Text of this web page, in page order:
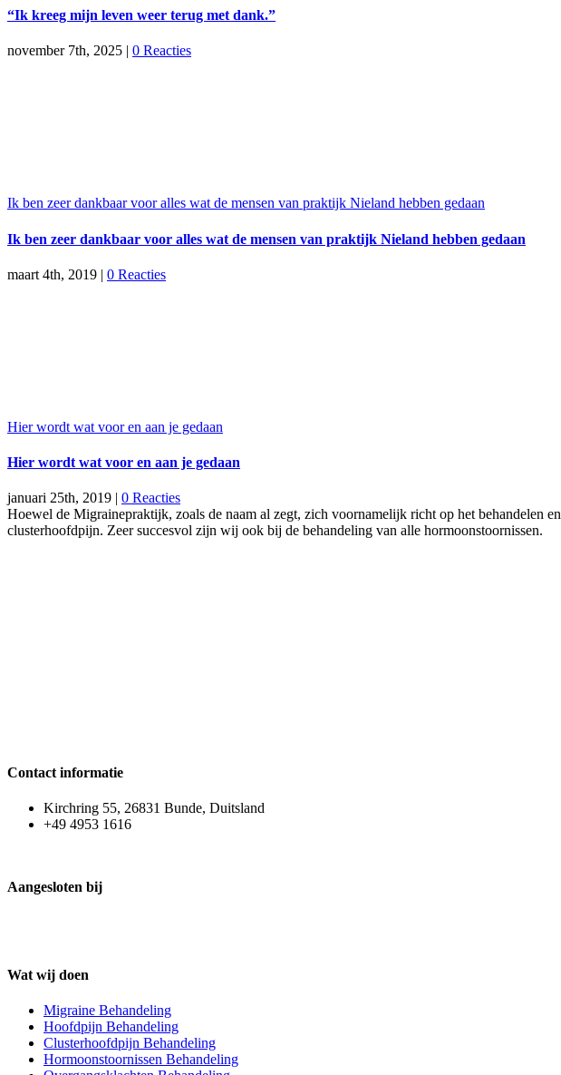
“Ik kreeg mijn leven weer terug met dank.”
november 7th, 2025 | 0 Reacties
Ik ben zeer dankbaar voor alles wat de mensen van praktijk Nieland hebben gedaan
Ik ben zeer dankbaar voor alles wat de mensen van praktijk Nieland hebben gedaan
maart 4th, 2019 | 0 Reacties
Hier wordt wat voor en aan je gedaan
Hier wordt wat voor en aan je gedaan
januari 25th, 2019 | 0 Reacties
Hoewel de Migrainepraktijk, zoals de naam al zegt, zich voornamelijk richt op het behandelen
clusterhoofdpijn. Zeer succesvol zijn wij ook bij de behandeling van alle hormoonstoornissen.
Contact informatie
Kirchring 55, 26831 Bunde, Duitsland
+49 4953 1616
Aangesloten bij
Wat wij doen
Migraine Behandeling
Hoofdpijn Behandeling
Clusterhoofdpijn Behandeling
Hormoonstoornissen Behandeling